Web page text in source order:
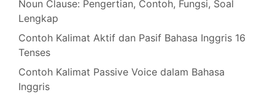
Noun Clause: Pengertian, Contoh, Fungsi, Soal
Lengkap
Contoh Kalimat Aktif dan Pasif Bahasa Inggris 16
Tenses
Contoh Kalimat Passive Voice dalam Bahasa
Inggris